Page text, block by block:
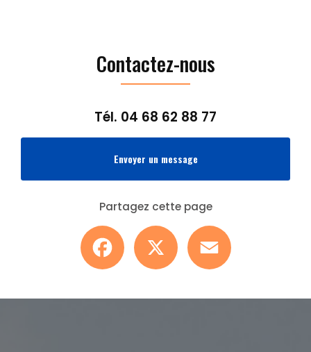
Contactez-nous
Tél. 04 68 62 88 77
Envoyer un message
Partagez cette page
Facebook